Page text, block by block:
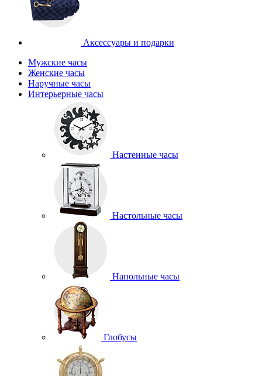
Аксессуары и подарки
Мужские часы
Женские часы
Наручные часы
Интерьерные часы
Настенные часы
Настольные часы
Напольные часы
Глобусы